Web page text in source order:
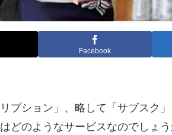
Facebook
プション」、略して「サブスク
どのようなサービスなのでしょ